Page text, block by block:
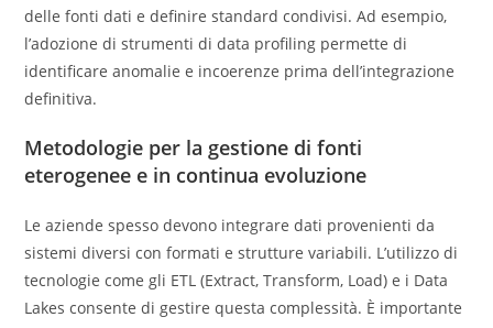
delle fonti dati e definire standard condivisi. Ad esempio,
l’adozione di strumenti di data profiling permette di
identificare anomalie e incoerenze prima dell’integrazione
definitiva.
Metodologie per la gestione di fonti
eterogenee e in continua evoluzione
Le aziende spesso devono integrare dati provenienti da
sistemi diversi con formati e strutture variabili. L’utilizzo di
tecnologie come gli ETL (Extract, Transform, Load) e i Data
Lakes consente di gestire questa complessità. È importante